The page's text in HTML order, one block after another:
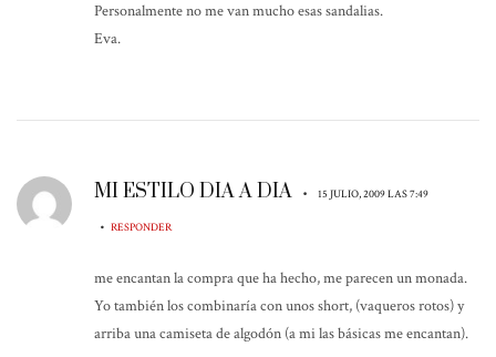
Personalmente no me van mucho esas sandalias.
Eva.
MI ESTILO DIA A DIA • 15 JULIO, 2009 LAS 7:49
• RESPONDER
me encantan la compra que ha hecho, me parecen un monada.
Yo también los combinaría con unos short, (vaqueros rotos) y
arriba una camiseta de algodón (a mi las básicas me encantan).